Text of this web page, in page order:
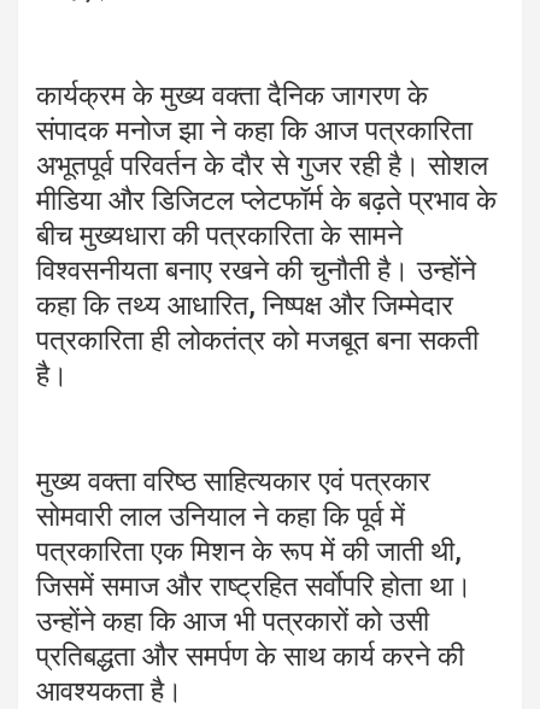
कार्यक्रम के मुख्य वक्ता दैनिक जागरण के
संपादक मनोज झा ने कहा कि आज पत्रकारिता
अभूतपूर्व परिवर्तन के दौर से गुजर रही है। सोशल
मीडिया और डिजिटल प्लेटफॉर्म के बढ़ते प्रभाव के
बीच मुख्यधारा की पत्रकारिता के सामने
विश्वसनीयता बनाए रखने की चुनौती है। उन्होंने
कहा कि तथ्य आधारित, निष्पक्ष और जिम्मेदार
पत्रकारिता ही लोकतंत्र को मजबूत बना सकती
है।
मुख्य वक्ता वरिष्ठ साहित्यकार एवं पत्रकार
सोमवारी लाल उनियाल ने कहा कि पूर्व में
पत्रकारिता एक मिशन के रूप में की जाती थी,
जिसमें समाज और राष्ट्रहित सर्वाेपरि होता था।
उन्होंने कहा कि आज भी पत्रकारों को उसी
प्रतिबद्धता और समर्पण के साथ कार्य करने की
आवश्यकता है।